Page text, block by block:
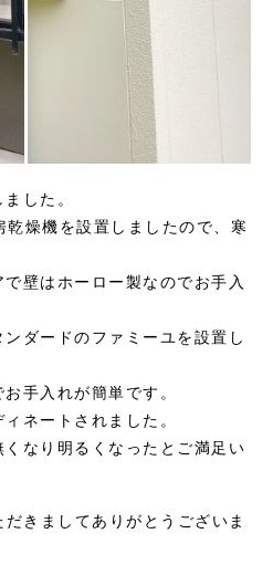
した。
燥機を設置しましたので、寒
壁はホーロー製なのでお手入
ダードのファミーユを設置し
手入れが簡単です。
ネートされました。
なり明るくなったとご満足い
きましてありがとうございま